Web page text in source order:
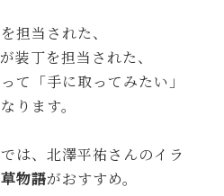
担当された、
装丁を担当された、
て「手に取ってみたい」
ります。
は、北澤平祐さんのイラ
物語がおすすめ。